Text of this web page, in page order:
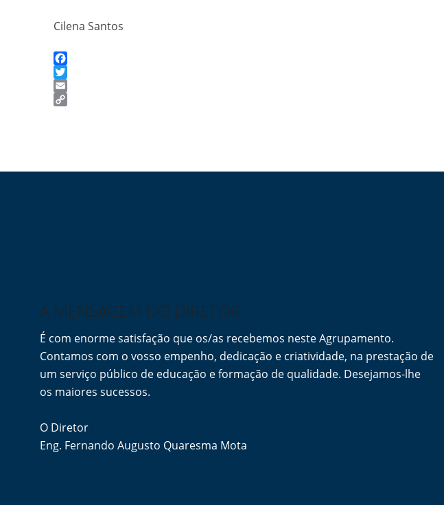
Cilena Santos
Facebook
Twitter
Email
A MENSAGEM DO DIRETOR
É com enorme satisfação que os/as recebemos neste Agrupamento.
Contamos com o vosso empenho, dedicação e criatividade, na prestação de
um serviço público de educação e formação de qualidade. Desejamos-lhe
os maiores sucessos.
O Diretor
Eng. Fernando Augusto Quaresma Mota